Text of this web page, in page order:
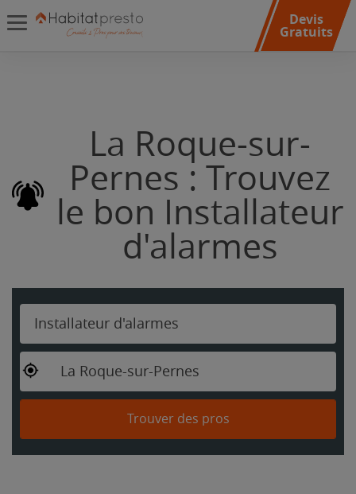
Devis
Gratuits
La Roque-sur-
Pernes : Trouvez
le bon Installateur
d'alarmes
Installateur d'alarmes
La Roque-sur-Pernes
Trouver des pros